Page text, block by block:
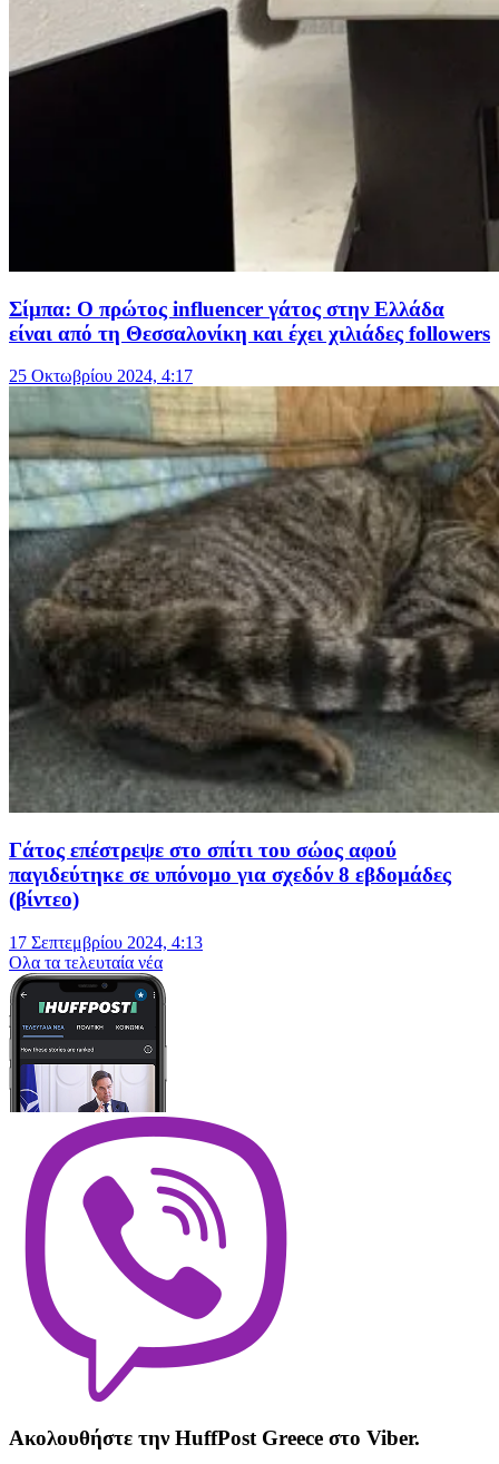
Σίμπα: Ο πρώτος influencer γάτος στην Ελλάδα
είναι από τη Θεσσαλονίκη και έχει χιλιάδες followers
25 Οκτωβρίου 2024, 4:17
Γάτος επέστρεψε στο σπίτι του σώος αφού
παγιδεύτηκε σε υπόνομο για σχεδόν 8 εβδομάδες
(βίντεο)
17 Σεπτεμβρίου 2024, 4:13
Oλα τα τελευταία νέα
Ακολουθήστε την HuffPost Greece στο Viber.